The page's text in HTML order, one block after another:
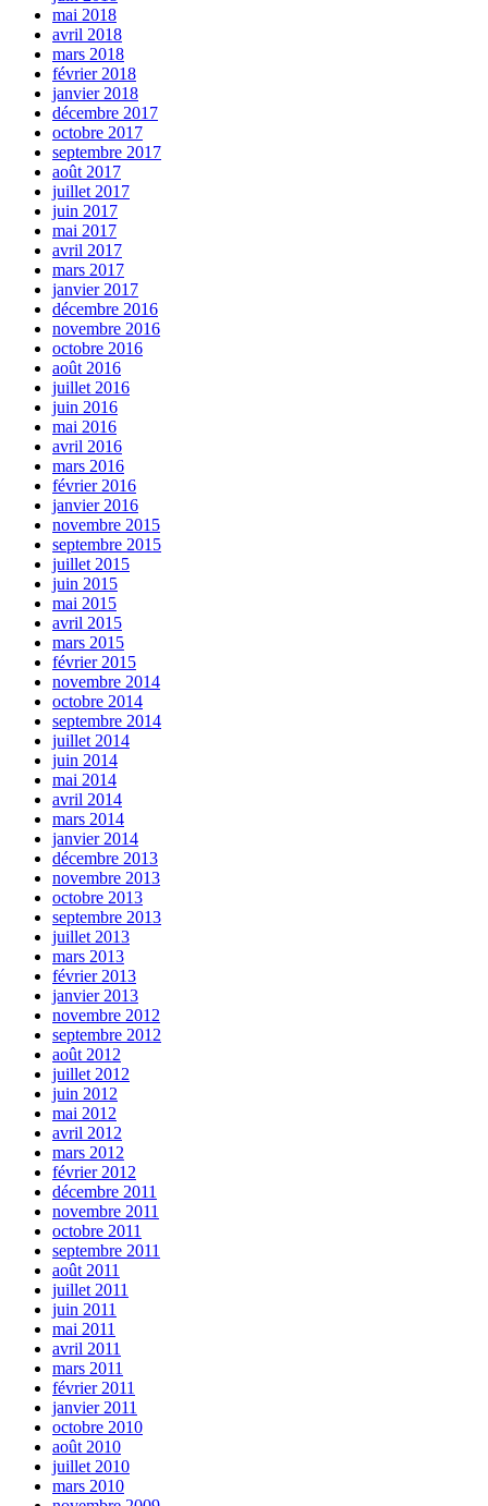
mai 2018
avril 2018
mars 2018
février 2018
janvier 2018
décembre 2017
octobre 2017
septembre 2017
août 2017
juillet 2017
juin 2017
mai 2017
avril 2017
mars 2017
janvier 2017
décembre 2016
novembre 2016
octobre 2016
août 2016
juillet 2016
juin 2016
mai 2016
avril 2016
mars 2016
février 2016
janvier 2016
novembre 2015
septembre 2015
juillet 2015
juin 2015
mai 2015
avril 2015
mars 2015
février 2015
novembre 2014
octobre 2014
septembre 2014
juillet 2014
juin 2014
mai 2014
avril 2014
mars 2014
janvier 2014
décembre 2013
novembre 2013
octobre 2013
septembre 2013
juillet 2013
mars 2013
février 2013
janvier 2013
novembre 2012
septembre 2012
août 2012
juillet 2012
juin 2012
mai 2012
avril 2012
mars 2012
février 2012
décembre 2011
novembre 2011
octobre 2011
septembre 2011
août 2011
juillet 2011
juin 2011
mai 2011
avril 2011
mars 2011
février 2011
janvier 2011
octobre 2010
août 2010
juillet 2010
mars 2010